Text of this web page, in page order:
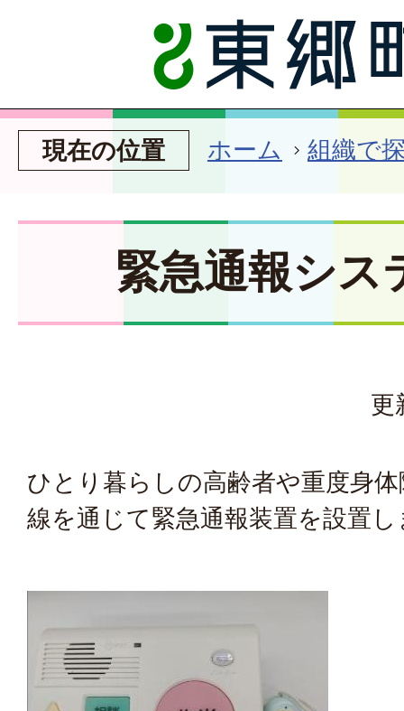
現在の位置 ホーム 組織で
緊急通報シス
更
ひとり暮らしの高齢者や重度身
線を通じて緊急通報装置を設置